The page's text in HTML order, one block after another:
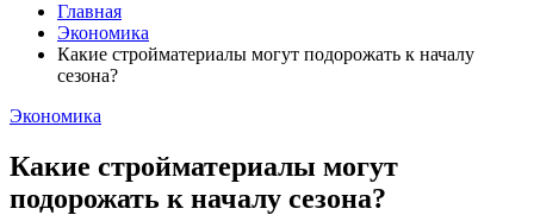
Главная
Экономика
Какие стройматериалы могут подорожать к началу
сезона?
Экономика
Какие стройматериалы могут
подорожать к началу сезона?